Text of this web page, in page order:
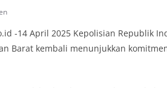
-14 April 2025 Kepolisian Republik
Barat kembali menunjukkan